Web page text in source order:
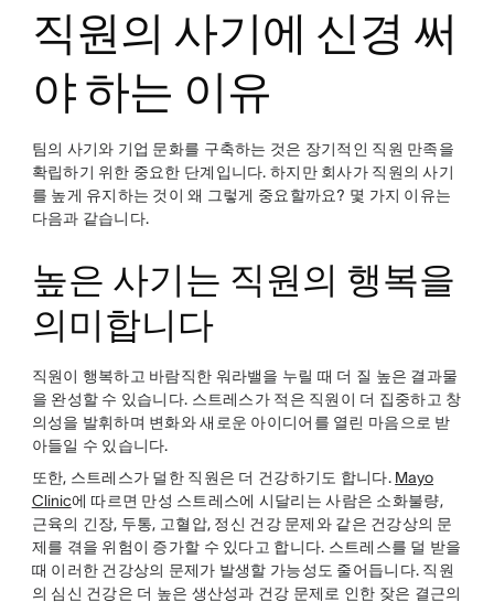
직원의 사기에 신경 써
야 하는 이유
팀의 사기와 기업 문화를 구축하는 것은 장기적인 직원 만족을
확립하기 위한 중요한 단계입니다. 하지만 회사가 직원의 사기
를 높게 유지하는 것이 왜 그렇게 중요할까요? 몇 가지 이유는
다음과 같습니다.
높은 사기는 직원의 행복을
의미합니다
직원이 행복하고 바람직한 워라밸을 누릴 때 더 질 높은 결과물
을 완성할 수 있습니다. 스트레스가 적은 직원이 더 집중하고 창
의성을 발휘하며 변화와 새로운 아이디어를 열린 마음으로 받
아들일 수 있습니다.
또한, 스트레스가 덜한 직원은 더 건강하기도 합니다. Mayo
Clinic에 따르면 만성 스트레스에 시달리는 사람은 소화불량,
근육의 긴장, 두통, 고혈압, 정신 건강 문제와 같은 건강상의 문
제를 겪을 위험이 증가할 수 있다고 합니다. 스트레스를 덜 받을
때 이러한 건강상의 문제가 발생할 가능성도 줄어듭니다. 직원
의 심신 건강은 더 높은 생산성과 건강 문제로 인한 잦은 결근의